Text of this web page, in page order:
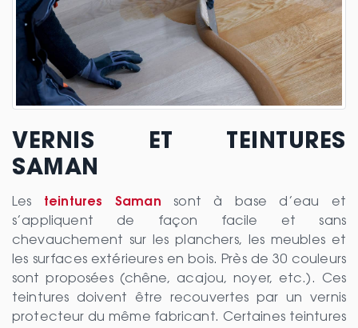
VERNIS ET TEINTURES
SAMAN
Les teintures Saman sont à base d’eau et
s’appliquent de façon facile et sans
chevauchement sur les planchers, les meubles et
les surfaces extérieures en bois. Près de 30 couleurs
sont proposées (chêne, acajou, noyer, etc.). Ces
teintures doivent être recouvertes par un vernis
protecteur du même fabricant. Certaines teintures